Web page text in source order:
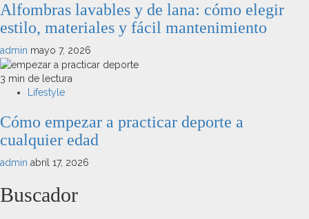
Alfombras lavables y de lana: cómo elegir
estilo, materiales y fácil mantenimiento
admin mayo 7, 2026
3 min de lectura
Lifestyle
Cómo empezar a practicar deporte a
cualquier edad
admin abril 17, 2026
Buscador